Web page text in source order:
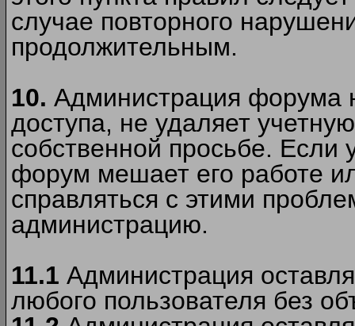
случае повторного
продолжительным.
10. Администрация форума
доступа, не удаляет
собственной просьбе. Если
форум мешает его работе
справляться с этими
администрацию.
11.1 Администрация
любого пользователя без